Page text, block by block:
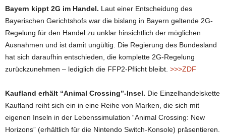
Bayern kippt 2G im Handel. Laut einer Entscheidung des
Bayerischen Gerichtshofs war die bislang in Bayern geltende 2G-
Regelung für den Handel zu unklar hinsichtlich der möglichen
Ausnahmen und ist damit ungültig. Die Regierung des Bundesland
hat sich daraufhin entschieden, die komplette 2G-Regelung
zurückzunehmen – lediglich die FFP2-Pflicht bleibt. >>>ZDF
Kaufland erhält “Animal Crossing”-Insel. Die Einzelhandelskette
Kaufland reiht sich ein in eine Reihe von Marken, die sich mit
eigenen Inseln in der Lebenssimulation “Animal Crossing: New
Horizons” (erhältlich für die Nintendo Switch-Konsole) präsentieren.